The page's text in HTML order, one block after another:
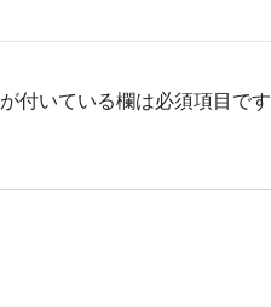
が付いている欄は必須項目です